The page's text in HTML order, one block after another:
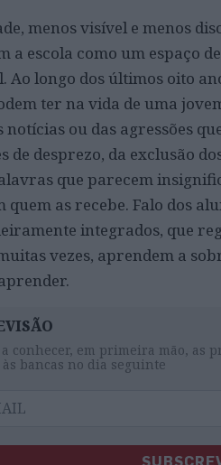
menos visível e menos
a escola como um espaço
Ao longo dos últimos oito
ter na vida de uma
ou das agressões
de desprezo, da exclusão
que parecem
as recebe. Falo dos
integrados, que
vezes, aprendem a
conhecer, em primeira mão, as
às bancas no dia seguinte